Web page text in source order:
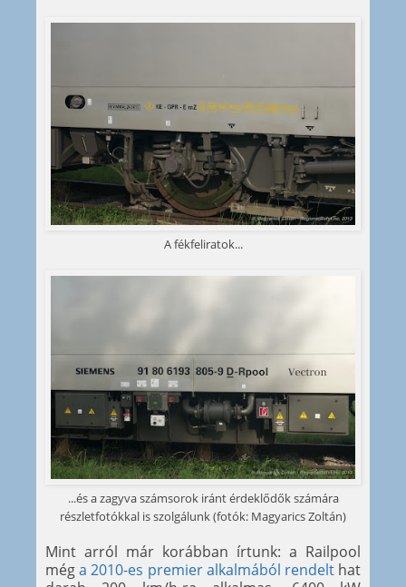
A fékfeliratok...
...és a zagyva számsorok iránt érdeklődők számára
részletfotókkal is szolgálunk (fotók: Magyarics Zoltán)
Mint arról már korábban írtunk: a Railpool
méga 2010-es premier alkalmából rendelthat